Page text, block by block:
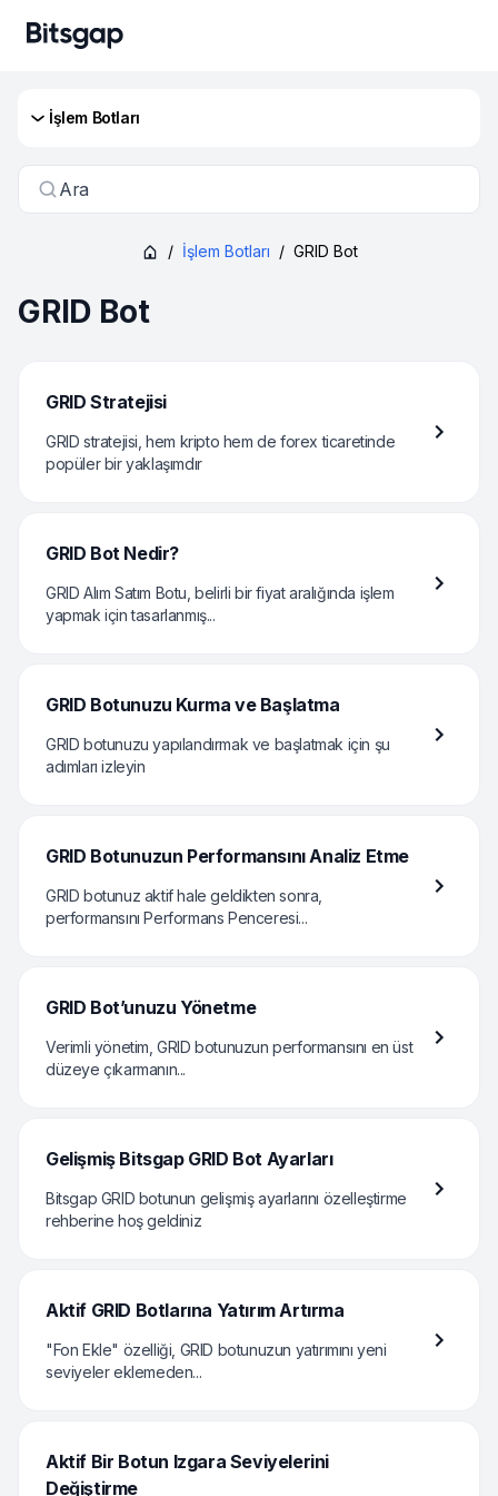
İşlem Botları
Ara
/ İşlem Botları / GRID Bot
GRID Bot
GRID Stratejisi
GRID stratejisi, hem kripto hem de forex ticaretinde
popüler bir yaklaşımdır
GRID Bot Nedir?
GRID Alım Satım Botu, belirli bir fiyat aralığında işlem
yapmak için tasarlanmış...
GRID Botunuzu Kurma ve Başlatma
GRID botunuzu yapılandırmak ve başlatmak için şu
adımları izleyin
GRID Botunuzun Performansını Analiz Etme
GRID botunuz aktif hale geldikten sonra,
performansını Performans Penceresi...
GRID Bot’unuzu Yönetme
Verimli yönetim, GRID botunuzun performansını en üst
düzeye çıkarmanın...
Gelişmiş Bitsgap GRID Bot Ayarları
Bitsgap GRID botunun gelişmiş ayarlarını özelleştirme
rehberine hoş geldiniz
Aktif GRID Botlarına Yatırım Artırma
"Fon Ekle" özelliği, GRID botunuzun yatırımını yeni
seviyeler eklemeden...
Aktif Bir Botun Izgara Seviyelerini
Değiştirme